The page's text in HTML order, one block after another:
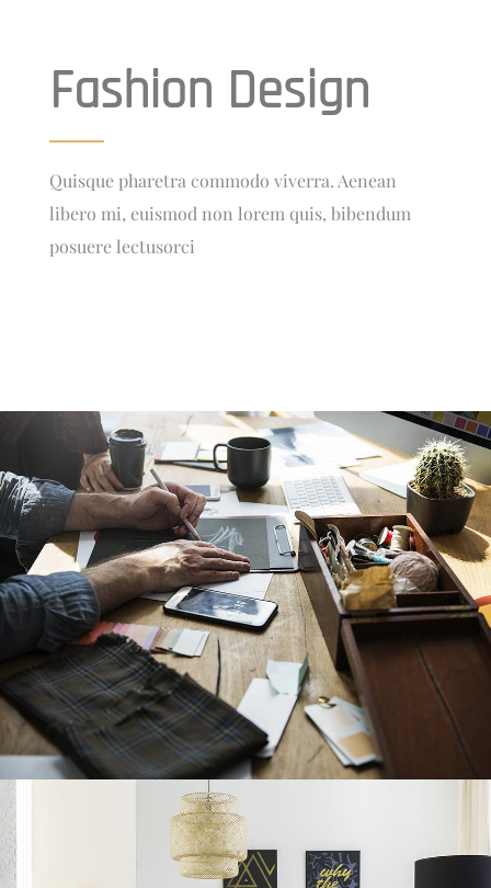
Fashion Design
Quisque pharetra commodo viverra. Aenean
libero mi, euismod non lorem quis, bibendum
posuere lectusorci